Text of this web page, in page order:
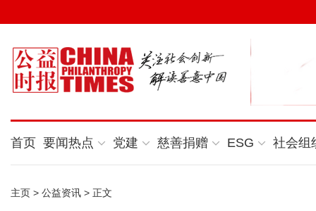
首页 要闻热点 党建 慈善捐赠 ESG 社会组
主页 > 公益资讯 > 正文